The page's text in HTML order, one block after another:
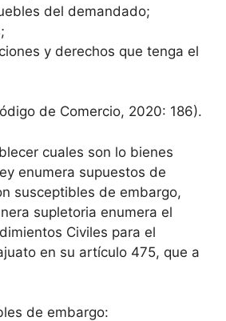
del demandado;
y derechos que tenga el
de Comercio, 2020: 186).
cuales son lo bienes
enumera supuestos de
susceptibles de embargo,
supletoria enumera el
Civiles para el
en su artículo 475, que a
de embargo: